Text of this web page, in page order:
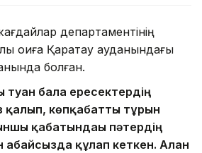
департаментінің
оқиға Қаратау ауданындағы
болған.
бала ересектердің
көпқабатты тұрғын
қабатындағы пәтердің
абайсызда құлап кеткен. Алған